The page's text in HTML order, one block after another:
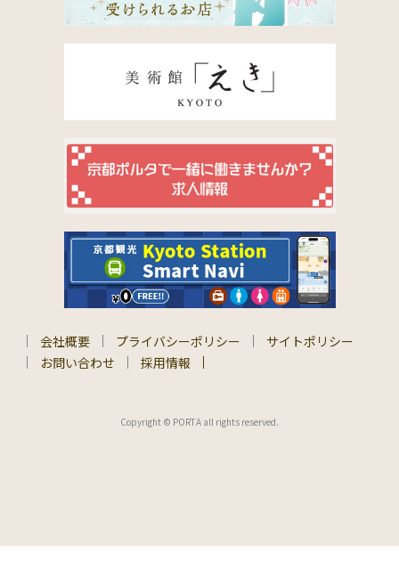
会社概要 プライバシーポリシー
サイトポリシー
お問い合わせ
採用情報
Copyright © PORTA all rights reserved.